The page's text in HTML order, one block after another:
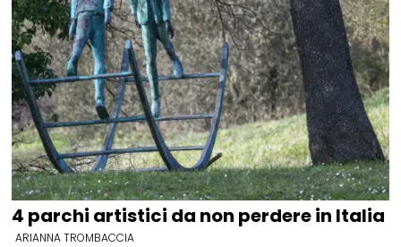
4 parchi artistici da non perdere in Italia
ARIANNA TROMBACCIA